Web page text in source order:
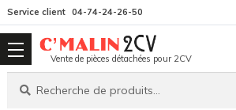
la
navigation
contenu
Service client 04-74-24-26-50
Vente de pièces détachées pour 2CV
Recherche
Recherche